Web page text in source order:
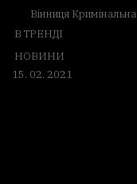
Вінниця Кримінальна
В ТРЕНДІ
НОВИНИ
15. 02. 2021